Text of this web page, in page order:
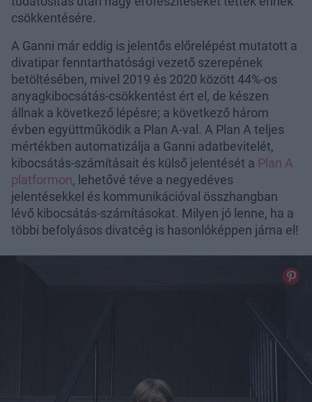
csökkentésére.
A Ganni már eddig is jelentős előrelépést mutatott a
divatipar fenntarthatósági vezető szerepének
betöltésében, mivel 2019 és 2020 között 44%-os
anyagkibocsátás-csökkentést ért el, de készen
állnak a következő lépésre; a következő három
évben együttműködik a Plan A-val. A Plan A teljes
mértékben automatizálja a Ganni adatbevitelét,
kibocsátás-számításait és külső jelentését a Plan A
platformon, lehetővé téve a negyedéves
jelentésekkel és kommunikációval összhangban
lévő kibocsátás-számításokat. Milyen jó lenne, ha a
többi befolyásos divatcég is hasonlóképpen járna el!